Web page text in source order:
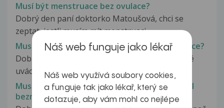
Musí být menstruace bez ovulace?
Dobrý den paní doktorko Matoušová, chci se
zeptat, jestli musím mít menstruaci,...
Musí být potrat uveden v těhotenské průkazce?
Dobrý večer, chtěla bych se zeptat, zda je nutné
uvádět do těhotenské průkazky...
Musí být striktní pravidelnost v podávání jídel
bezmocnému člověku?
Náš web funguje jako lékař
Náš web využívá soubory cookies,
a funguje tak jako lékař, který se
dotazuje, aby vám mohl co nejlépe